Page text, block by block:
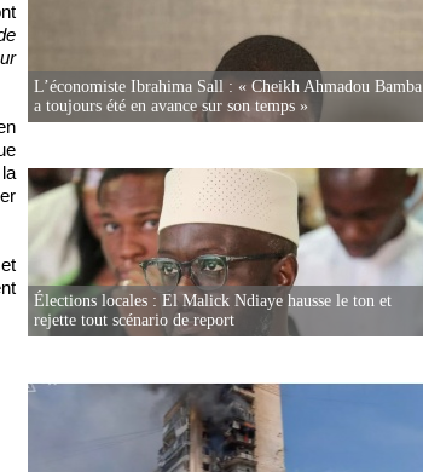
L’économiste Ibrahima Sall : « Cheikh Ahmadou Bamba
a toujours été en avance sur son temps »
Élections locales : El Malick Ndiaye hausse le ton et
rejette tout scénario de report